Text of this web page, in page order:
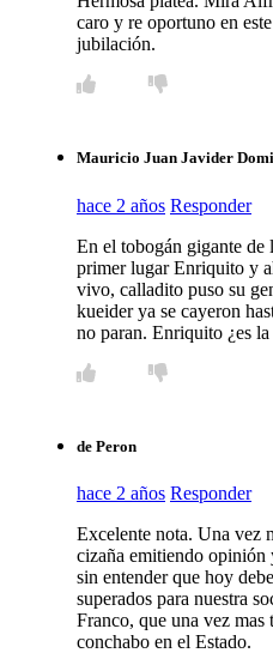
caro y re oportuno en
jubilación.
Mauricio Juan Javider
hace 2 años Responder
En el tobogán gigante de
primer lugar Enriquito y
vivo, calladito puso su
kueider ya se cayeron
no paran. Enriquito ¿es la
de Peron
hace 2 años Responder
Excelente nota. Una vez
cizaña emitiendo opinión
sin entender que hoy
superados para nuestra
Franco, que una vez mas
conchabo en el Estado.